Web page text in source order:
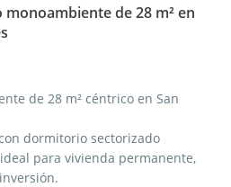
de 28 m² en
de 28 m² céntrico en San
dormitorio sectorizado
para vivienda permanente,